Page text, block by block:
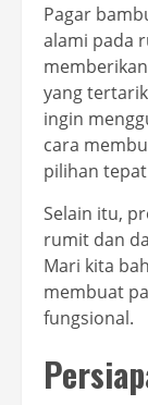
Pagar
alami pada
yang
ingin
cara
pilihan
Selain itu,
rumit dan
Mari kita
membuat
fungsional.